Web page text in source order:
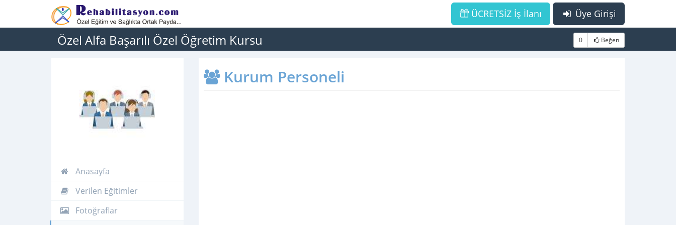
Üye Girişi
ÜCRETSİZ İş İlanı
Özel Alfa Başarılı Özel Öğretim Kursu 0 Beğen
Anasayfa
Verilen Eğitimler
Fotoğraflar
Kurum Personeli